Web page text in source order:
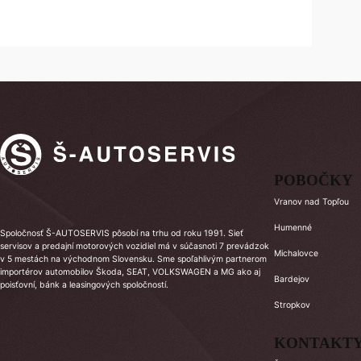
Spoločnosť Š-AUTOSERVIS pôsobí na trhu od roku 1991. Sieť
servisov a predajní motorových vozidiel má v súčasnoti 7 prevádzok
v 5 mestách na východnom Slovensku. Sme spoľahlivým partnerom
importérov automobilov Škoda, SEAT, VOLKSWAGEN a MG ako aj
poisťovní, bánk a leasingových spoločností.
POBOČKY
Vranov nad Topľou
Humenné
Michalovce
Bardejov
Stropkov